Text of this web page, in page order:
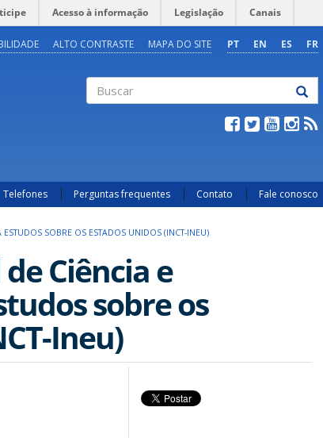
Acesso à informação Legislação Canais
PT EN ES FR
ALTO CONTRASTE MAPA DO SITE
Telefones Perguntas frequentes Contato Fale conosco
SOBRE OS ESTADOS UNIDOS (INCT-INEU)
Ciência e
sobre os
Ineu)